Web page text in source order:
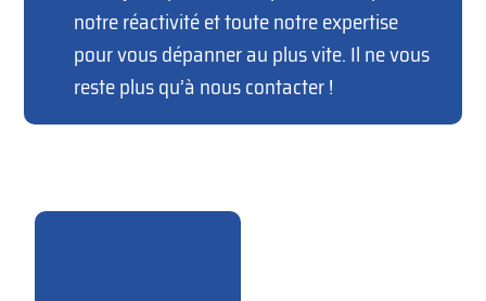
notre réactivité et toute notre expertise
pour vous dépanner au plus vite. Il ne vous
reste plus qu’à nous contacter !